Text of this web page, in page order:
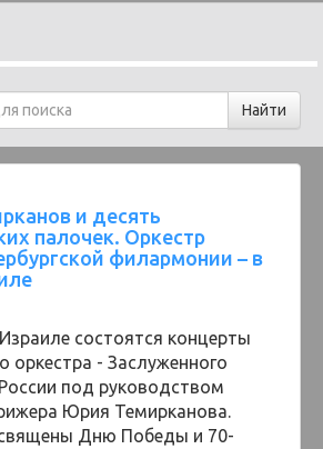
и десять
палочек. Оркестр
филармонии – в
состоятся концерты
оркестра - Заслуженного
под руководством
Юрия Темирканова.
Дню Победы и 70-